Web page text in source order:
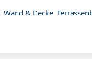
Wand & Decke